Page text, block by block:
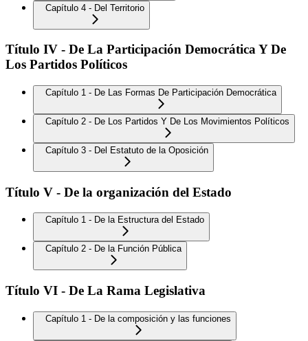
Capítulo 4 - Del Territorio
Título IV - De La Participación Democrática Y De
Los Partidos Políticos
Capítulo 1 - De Las Formas De Participación Democrática
Capítulo 2 - De Los Partidos Y De Los Movimientos Políticos
Capítulo 3 - Del Estatuto de la Oposición
Título V - De la organización del Estado
Capítulo 1 - De la Estructura del Estado
Capítulo 2 - De la Función Pública
Título VI - De La Rama Legislativa
Capítulo 1 - De la composición y las funciones